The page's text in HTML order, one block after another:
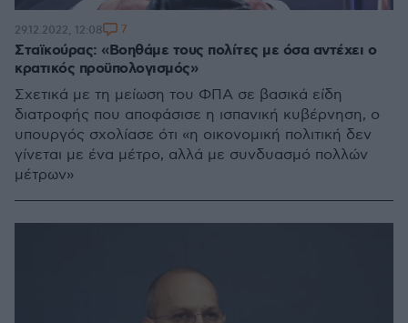
Σταϊκούρας: «Βοηθάμε τους πολίτες με όσα αντέχει ο
κρατικός προϋπολογισμός»
Σχετικά με τη μείωση του ΦΠΑ σε βασικά είδη
διατροφής που αποφάσισε η ισπανική κυβέρνηση, ο
υπουργός σχολίασε ότι «η οικονομική πολιτική δεν
γίνεται με ένα μέτρο, αλλά με συνδυασμό πολλών
μέτρων»
29.12.2022, 12:08 7